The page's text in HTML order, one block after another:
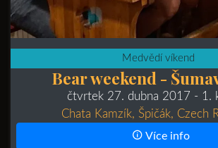
Medvědí víkend
Bear weekend -
čtvrtek 27. dubna 2017 - 1.
Chata Kamzík, Špičák, Czech
Více info